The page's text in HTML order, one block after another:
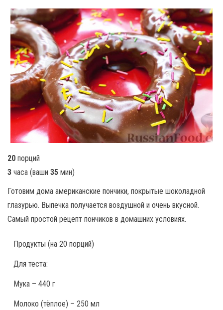
20 порций
3 часа (ваши 35 мин)
Готовим дома американские пончики, покрытые шоколадной
глазурью. Выпечка получается воздушной и очень вкусной.
Самый простой рецепт пончиков в домашних условиях.
Продукты (на 20 порций)
Для теста:
Мука – 440 г
Молоко (тёплое) – 250 мл